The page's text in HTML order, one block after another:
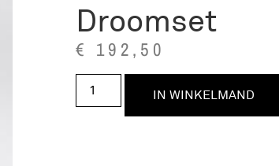
Droomset
€ 192,50
IN WINKELMAND